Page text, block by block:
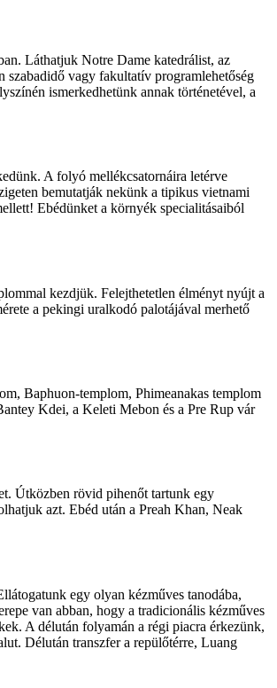
Láthatjuk Notre Dame katedrálist, az
szabadidő vagy fakultatív programlehetőség
ismerkedhetünk annak történetével, a
A folyó mellékcsatornáira letérve
bemutatják nekünk a tipikus vietnami
Ebédünket a környék specialitásaiból
kezdjük. Felejthetetlen élményt nyújt a
a pekingi uralkodó palotájával merhető
Baphuon-templom, Phimeanakas templom
Kdei, a Keleti Mebon és a Pre Rup vár
Útközben rövid pihenőt tartunk egy
azt. Ebéd után a Preah Khan, Neak
egy olyan kézműves tanodába,
van abban, hogy a tradicionális kézműves
A délután folyamán a régi piacra érkezünk,
Délután transzfer a repülőtérre, Luang